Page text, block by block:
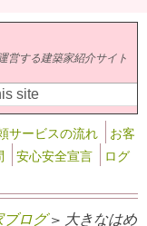
営する建築家紹介サイト
ム
サービスの流れ
お客
安心安全宣言
ログ
ブログ> 大きなはめ